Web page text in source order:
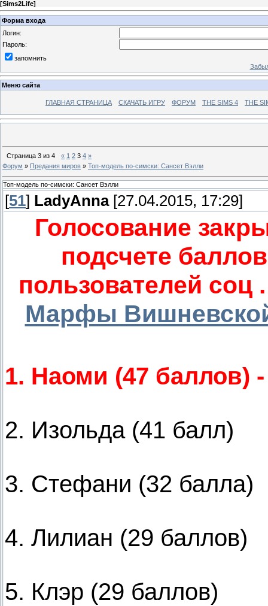
[Sims2Life]
Форма входа
Логин:
Пароль:
запомнить
Меню сайта
ГЛАВНАЯ СТРАНИЦА СКАЧАТЬ ИГРУ ФОРУМ THE SIMS 4 THE
Страница 3 из 4 « 1 2 3 4 »
Форум » Предания миров » Топ-модель по-симски: Сансет Вэлли
Топ-модель по-симски: Сансет Вэлли
[51] LadyAnna[27.04.2015, 17:29]
Голосование
подсчете
пользователей соц
Марфы
1. Наоми (47 баллов)
2. Изольда (41 балл)
3. Стефани (32 балла)
4. Лилиан (29 баллов)
5. Клэр (29 баллов)